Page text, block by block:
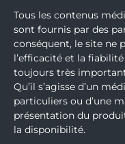
Tous les contenus
sont fournis par des
conséquent, le site ne
l’efficacité et la
toujours très
Qu’il s’agisse d’un
particuliers ou d’une
présentation du
la disponibilité.